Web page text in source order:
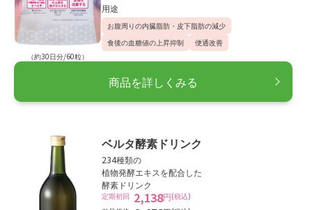
（約30日分/60粒）
用途
お腹周りの内臓脂肪・皮下脂肪の減少
食後の血糖値の上昇抑制
便通改善
商品を詳しくみる
ベルタ酵素ドリンク
234種類の
植物発酵エキスを配合した
酵素ドリンク
定期初回 2,138円(税込)